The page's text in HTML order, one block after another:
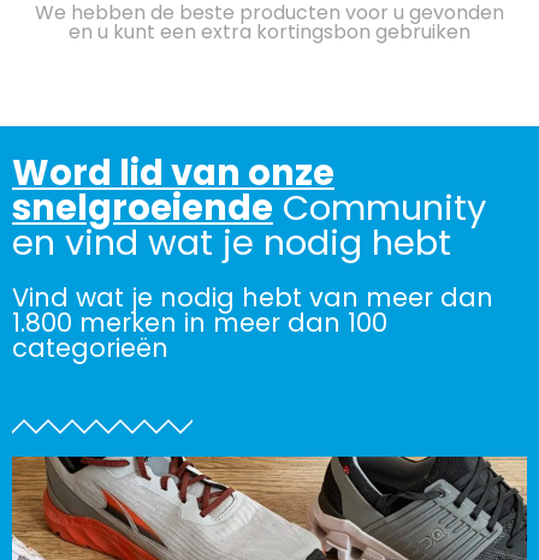
We hebben de beste producten voor u gevonden
en u kunt een extra kortingsbon gebruiken
Word lid van onze
snelgroeiende Community
en vind wat je nodig hebt
Vind wat je nodig hebt van meer dan
1.800 merken in meer dan 100
categorieën